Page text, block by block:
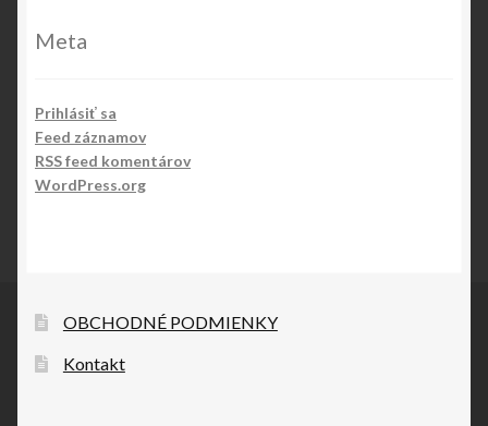
Meta
Prihlásiť sa
Feed záznamov
RSS feed komentárov
WordPress.org
OBCHODNÉ PODMIENKY
Kontakt